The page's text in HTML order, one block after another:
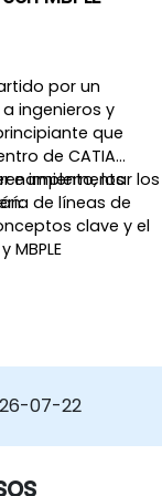
por un
ingenieros y
que
de CATIA
e implementar los
de líneas de
los
clave y el
MBPLE
de producto
de MBPLE como
07-22